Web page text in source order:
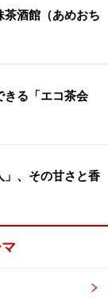
年の新茶で、
ろ探したので
た。いわゆる
）。そこで、
茶酒館（あめおち
きる「エコ茶会
」、その甘さと香